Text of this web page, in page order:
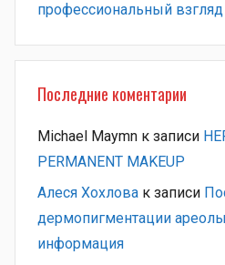
профессиональный взгляд
Последние коментарии
Michael Maymn к записи
PERMANENT MAKEUP
Алеся Хохлова к записи
дермопигментации
информация